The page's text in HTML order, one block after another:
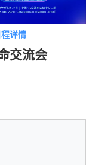
详情
交流会